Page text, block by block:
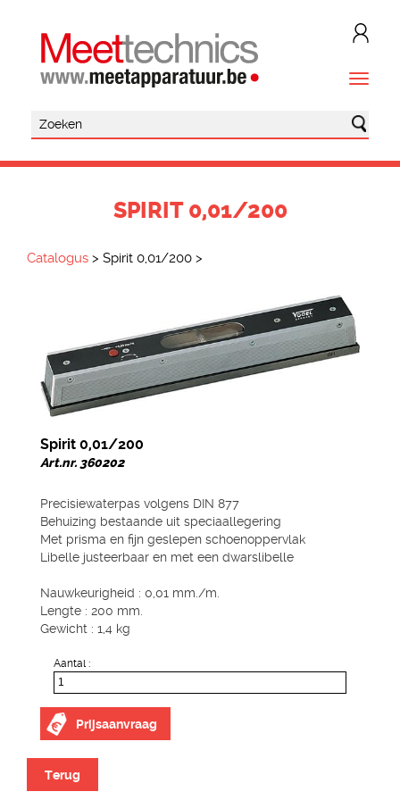
SPIRIT 0,01/200
Catalogus > Spirit 0,01/200 >
Spirit 0,01/200
Art.nr. 360202
Precisiewaterpas volgens DIN 877
Behuizing bestaande uit speciaallegering
Met prisma en fijn geslepen schoenoppervlak
Libelle justeerbaar en met een dwarslibelle
Nauwkeurigheid : 0,01 mm./m.
Lengte : 200 mm.
Gewicht : 1,4 kg
Aantal :
Prijsaanvraag
Terug